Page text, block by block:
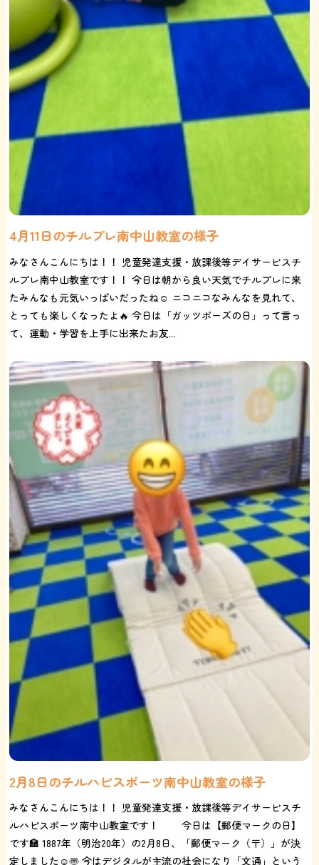
4月11日のチルプレ南中山教室の様子
みなさんこんにちは！！ 児童発達支援・放課後等デイサービスチ
ルプレ南中山教室です！！ 今日は朝から良い天気でチルプレに来
たみんなも元気いっぱいだったね☺ ニコニコなみんなを見れて、
とっても楽しくなったよ🔥 今日は「ガッツポーズの日」って言っ
て、運動・学習を上手に出来たお友...
2月8日のチルハピスポーツ南中山教室の様子
みなさんこんにちは！！ 児童発達支援・放課後等デイサービスチ
ルハピスポーツ南中山教室です！ 今日は【郵便マークの日】
です🏣 1887年（明治20年）の2月8日、「郵便マーク（〒）」が決
定しました☺️〠 今はデジタルが主流の社会になり「文通」という